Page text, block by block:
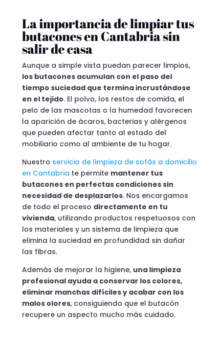
La importancia de limpiar tus
butacones en Cantabria sin
salir de casa
Aunque a simple vista puedan parecer limpios,
los butacones acumulan con el paso del
tiempo suciedad que termina incrustándose
en el tejido. El polvo, los restos de comida, el
pelo de las mascotas o la humedad favorecen
la aparición de ácaros, bacterias y alérgenos
que pueden afectar tanto al estado del
mobiliario como al ambiente de tu hogar.
Nuestro servicio de limpieza de sofás a domicilio
en Cantabria te permite mantener tus
butacones en perfectas condiciones sin
necesidad de desplazarlos. Nos encargamos
de todo el proceso directamente en tu
vivienda, utilizando productos respetuosos con
los materiales y un sistema de limpieza que
elimina la suciedad en profundidad sin dañar
las fibras.
Además de mejorar la higiene, una limpieza
profesional ayuda a conservar los colores,
eliminar manchas difíciles y acabar con los
malos olores, consiguiendo que el butacón
recupere un aspecto mucho más cuidado.